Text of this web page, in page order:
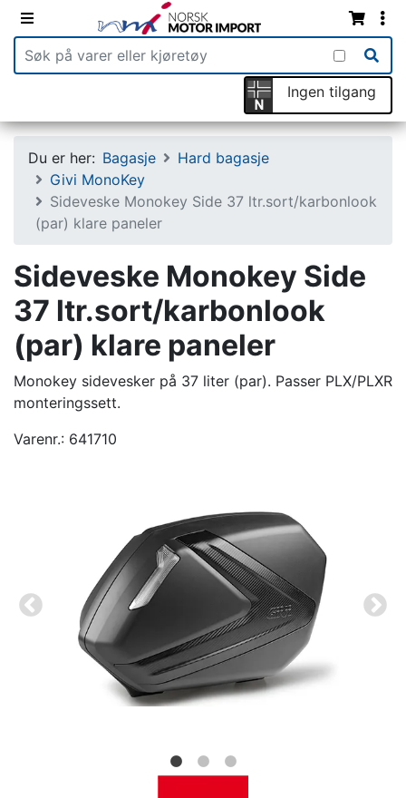
Ingen tilgang
Du er her: Bagasje
Hard bagasje
Givi MonoKey
Sideveske Monokey Side 37 ltr.sort/karbonlook
(par) klare paneler
Sideveske Monokey Side
37 ltr.sort/karbonlook
(par) klare paneler
Monokey sidevesker på 37 liter (par). Passer PLX/PLXR
monteringssett.
Varenr.: 641710